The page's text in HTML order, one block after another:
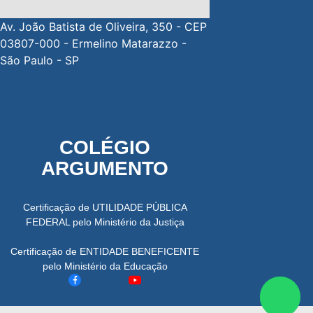
COLÉGIO
ARGUMENTO
Certificação de UTILIDADE PÚBLICA
FEDERAL pelo Ministério da Justiça
Certificação de ENTIDADE BENEFICENTE
pelo Ministério da Educação
Av. João Batista de Oliveira, 350 - CEP
03807-000 - Ermelino Matarazzo -
São Paulo - SP